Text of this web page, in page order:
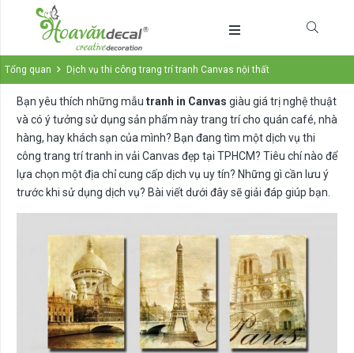
Tổng quan Dịch vụ thi công trang trí tranh Canvas nội thất
Bạn yêu thích những mẫu tranh in Canvas giàu giá trị nghệ thuật
và có ý tưởng sử dụng sản phẩm này trang trí cho quán café, nhà
hàng, hay khách sạn của mình? Bạn đang tìm một dịch vụ thi
công trang trí tranh in vải Canvas đẹp tại TPHCM? Tiêu chí nào để
lựa chọn một địa chỉ cung cấp dịch vụ uy tín? Những gì cần lưu ý
trước khi sử dụng dịch vụ? Bài viết dưới đây sẽ giải đáp giúp bạn.